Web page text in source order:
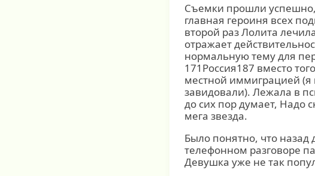
Съемки прошли успешно,
главная героиня всех
второй раз Лолита
отражает
нормальную тему для
171Россия187 вместо
местной иммиграцией (я
завидовали). Лежала в
до сих пор думает, Надо
мега звезда.
Было понятно, что назад
телефонном разговоре
Девушка уже не так